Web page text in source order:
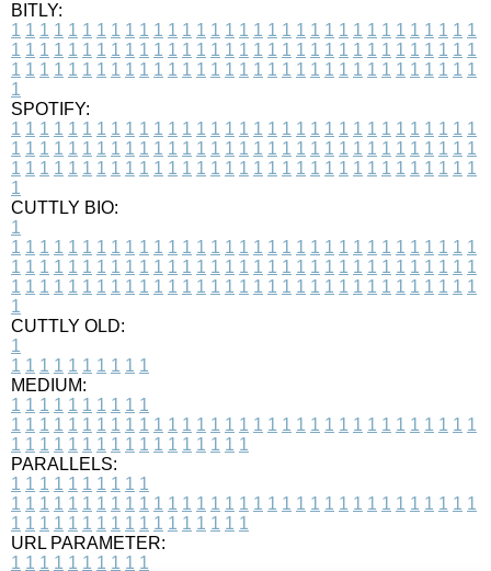
BITLY:
1 1 1 1 1 1 1 1 1 1 1 1 1 1 1 1 1 1 1 1 1 1 1 1 1 1 1 1 1 1 1 1 1
1 1 1 1 1 1 1 1 1 1 1 1 1 1 1 1 1 1 1 1 1 1 1 1 1 1 1 1 1 1 1 1 1
1 1 1 1 1 1 1 1 1 1 1 1 1 1 1 1 1 1 1 1 1 1 1 1 1 1 1 1 1 1 1 1 1
1
SPOTIFY:
1 1 1 1 1 1 1 1 1 1 1 1 1 1 1 1 1 1 1 1 1 1 1 1 1 1 1 1 1 1 1 1 1
1 1 1 1 1 1 1 1 1 1 1 1 1 1 1 1 1 1 1 1 1 1 1 1 1 1 1 1 1 1 1 1 1
1 1 1 1 1 1 1 1 1 1 1 1 1 1 1 1 1 1 1 1 1 1 1 1 1 1 1 1 1 1 1 1 1
1
CUTTLY BIO:
1
1 1 1 1 1 1 1 1 1 1 1 1 1 1 1 1 1 1 1 1 1 1 1 1 1 1 1 1 1 1 1 1 1
1 1 1 1 1 1 1 1 1 1 1 1 1 1 1 1 1 1 1 1 1 1 1 1 1 1 1 1 1 1 1 1 1
1 1 1 1 1 1 1 1 1 1 1 1 1 1 1 1 1 1 1 1 1 1 1 1 1 1 1 1 1 1 1 1 1
1
CUTTLY OLD:
1
1 1 1 1 1 1 1 1 1 1
MEDIUM:
1 1 1 1 1 1 1 1 1 1
1 1 1 1 1 1 1 1 1 1 1 1 1 1 1 1 1 1 1 1 1 1 1 1 1 1 1 1 1 1 1 1 1
1 1 1 1 1 1 1 1 1 1 1 1 1 1 1 1 1
PARALLELS:
1 1 1 1 1 1 1 1 1 1
1 1 1 1 1 1 1 1 1 1 1 1 1 1 1 1 1 1 1 1 1 1 1 1 1 1 1 1 1 1 1 1 1
1 1 1 1 1 1 1 1 1 1 1 1 1 1 1 1 1
URL PARAMETER:
1 1 1 1 1 1 1 1 1 1